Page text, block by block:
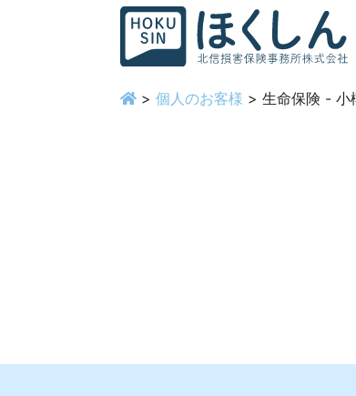
> 個人のお客様 > 生命保険 - 小